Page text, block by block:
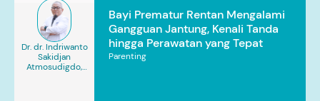
Dr. dr. Indriwanto
Sakidjan
Atmosudigdo,
Bayi Prematur Rentan Mengalami
Gangguan Jantung, Kenali Tanda
hingga Perawatan yang Tepat
Parenting